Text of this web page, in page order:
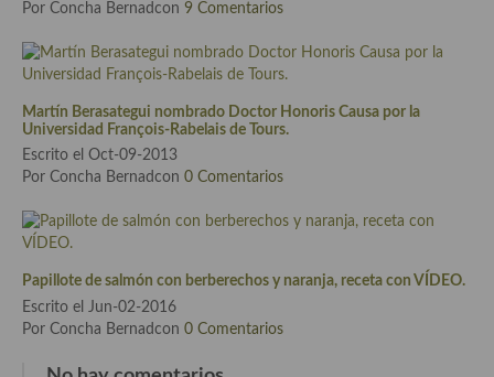
Quesos, recetas
Salazones y encurtidos
Recetas de fiesta, Navidad y días señalados
Por Concha Bernadcon 9 Comentarios
Martín Berasategui nombrado Doctor Honoris Causa por la
Universidad François-Rabelais de Tours.
Escrito el Oct-09-2013
Por Concha Bernadcon 0 Comentarios
Papillote de salmón con berberechos y naranja, receta con VÍDEO.
Escrito el Jun-02-2016
Por Concha Bernadcon 0 Comentarios